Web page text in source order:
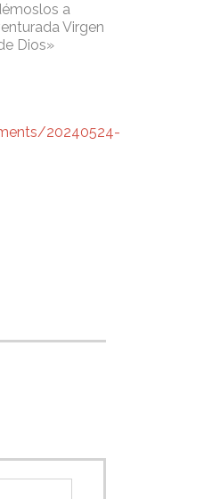
a
Virgen
Dios»
20240524-